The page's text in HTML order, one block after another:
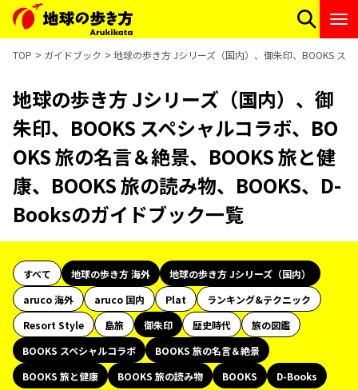
TOP ガイドブック 地球の歩き方 Jシリーズ（国内）、御朱印、BOOKS ス
地球の歩き方 Jシリーズ（国内）、御
朱印、BOOKS スペシャルコラボ、BO
OKS 旅の名言＆絶景、BOOKS 旅と健
康、BOOKS 旅の読み物、BOOKS、D-
Booksのガイドブック一覧
すべて 地球の歩き方 海外
地球の歩き方 Jシリーズ（国内）
aruco 海外
aruco 国内 Plat
ランキング&テクニック
Resort Style
島旅 御朱印 歴史時代
旅の図鑑
BOOKS スペシャルコラボ
BOOKS 旅の名言＆絶景
BOOKS 旅と健康
BOOKS 旅の読み物 BOOKS
D-Books